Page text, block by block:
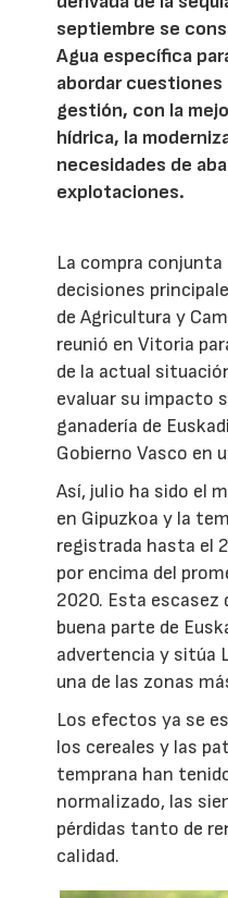
septiembre se
Agua específica
abordar
gestión, con la
hídrica, la
necesidades de
explotaciones.
La compra conjunta
decisiones
de Agricultura y
reunió en Vitoria
de la actual
evaluar su impacto
ganadería de
Gobierno Vasco en
Así, julio ha sido el
en Gipuzkoa y la
registrada hasta el
por encima del
2020. Esta escasez
buena parte de
advertencia y sitúa
una de las zonas
Los efectos ya se
los cereales y las
temprana han
normalizado, las
pérdidas tanto de
calidad.